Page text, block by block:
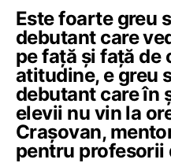
Este foarte greu
debutant care
pe față și față de
atitudine, e greu
debutant care în
elevii nu vin la
Crașovan,
pentru profesorii